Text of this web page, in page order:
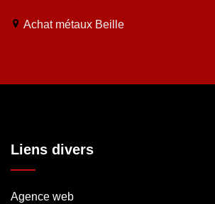
Achat métaux Beille
Liens divers
Agence web